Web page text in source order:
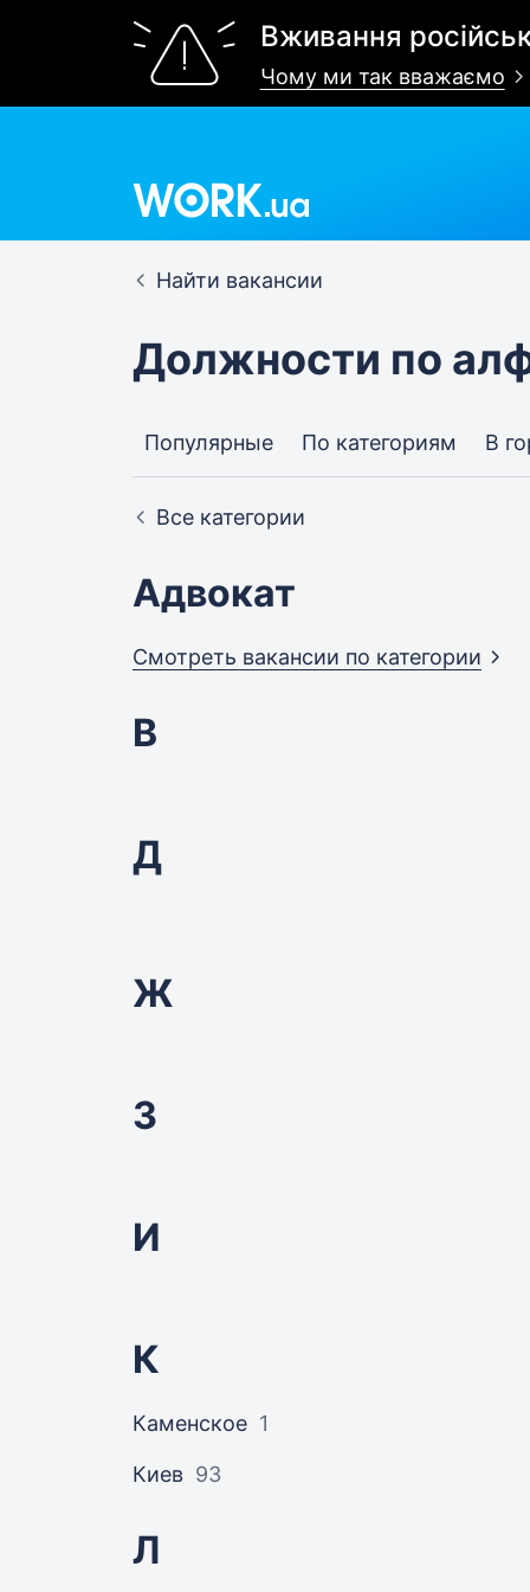
Вживання
Чому ми так вважаємо
Найти вакансии
Должности по
Популярные По категориям В
Все категории
Адвокат
Смотреть вакансии по категории
В
Д
Ж
З
И
К
Каменское 1
Киев 93
Л